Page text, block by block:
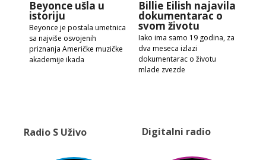
Beyonce ušla u
istoriju
Beyonce je postala umetnica
sa najviše osvojenih
priznanja Američke muzičke
akademije ikada
Billie Eilish najavila
dokumentarac o
svom životu
Iako ima samo 19 godina, za
dva meseca izlazi
dokumentarac o životu
mlade zvezde
Radio S Uživo Digitalni radio